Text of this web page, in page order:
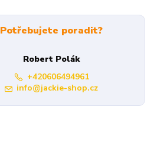
Potřebujete poradit?
Robert Polák
+420606494961
info@jackie-shop.cz